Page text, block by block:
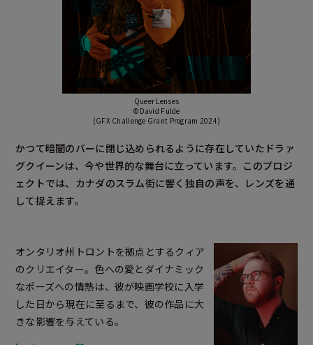
Queer Lenses
©David Fulde
(GFX Challenge Grant Program 2024)
かつて暗闇のバーに閉じ込められるように存在していたドラァ
グクイーンは、今や世界的な舞台に立っています。このプロジ
ェクトでは、カナダのスラム街に響く独自の声を、レンズを通
して捉えます。
オンタリオ州トロントを拠点とするクィア
のクリエイター。色への愛とダイナミック
なポーズへの情熱は、彼が映画学校に入学
した日から現在に至るまで、彼の作品に大
きな影響を与えている。